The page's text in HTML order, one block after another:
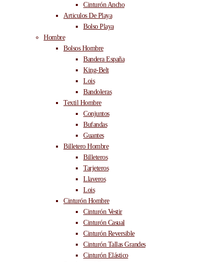
Cinturón Ancho
Articulos De Playa
Bolso Playa
Hombre
Bolsos Hombre
Bandera España
King-Belt
Lois
Bandoleras
Textil Hombre
Conjuntos
Bufandas
Guantes
Billetero Hombre
Billeteros
Tarjeteros
Llaveros
Lois
Cinturón Hombre
Cinturón Vestir
Cinturón Casual
Cinturón Reversible
Cinturón Tallas Grandes
Cinturón Elástico